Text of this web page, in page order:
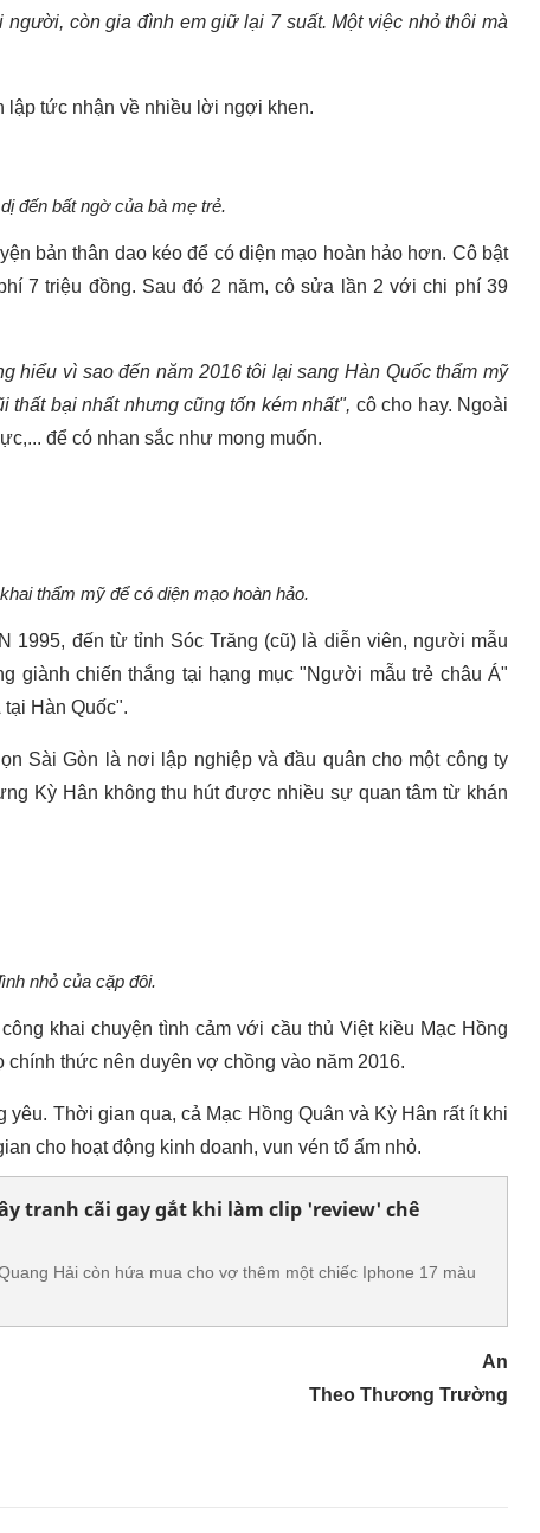
còn gia đình em giữ lại 7 suất. Một việc nhỏ thôi mà
lập tức nhận về nhiều lời ngợi khen.
đến bất ngờ của bà mẹ trẻ.
bản thân dao kéo để có diện mạo hoàn hảo hơn. Cô bật
7 triệu đồng. Sau đó 2 năm, cô sửa lần 2 với chi phí 39
hiểu vì sao đến năm 2016 tôi lại sang Hàn Quốc thẩm mỹ
thất bại nhất nhưng cũng tốn kém nhất", cô cho hay. Ngoài
để có nhan sắc như mong muốn.
thẩm mỹ để có diện mạo hoàn hảo.
1995, đến từ tỉnh Sóc Trăng (cũ) là diễn viên, người mẫu
giành chiến thắng tại hạng mục "Người mẫu trẻ châu Á"
Hàn Quốc".
Sài Gòn là nơi lập nghiệp và đầu quân cho một công ty
Kỳ Hân không thu hút được nhiều sự quan tâm từ khán
nhỏ của cặp đôi.
khai chuyện tình cảm với cầu thủ Việt kiều Mạc Hồng
thức nên duyên vợ chồng vào năm 2016.
Thời gian qua, cả Mạc Hồng Quân và Kỳ Hân rất ít khi
cho hoạt động kinh doanh, vun vén tổ ấm nhỏ.
tranh cãi gay gắt khi làm clip 'review' chê
Hải còn hứa mua cho vợ thêm một chiếc Iphone 17 màu
An
Theo Thương Trường